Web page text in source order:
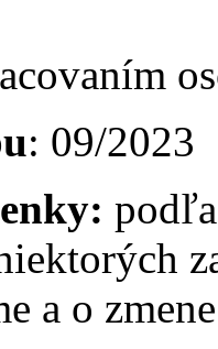
: 09/2023
a o